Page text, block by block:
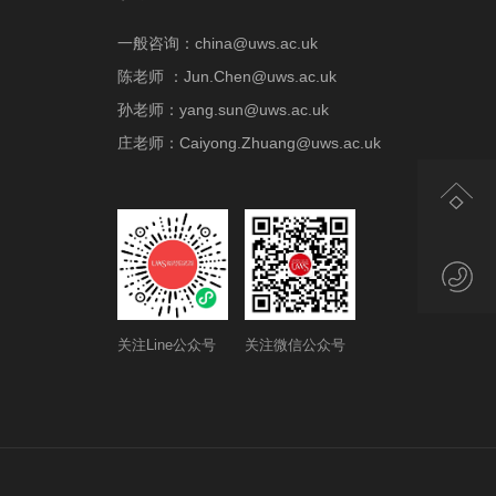
一般咨询：china@uws.ac.uk
陈老师 ：Jun.Chen@uws.ac.uk
孙老师：yang.sun@uws.ac.uk
庄老师：Caiyong.Zhuang@uws.ac.uk
关注Line公众号 关注微信公众号